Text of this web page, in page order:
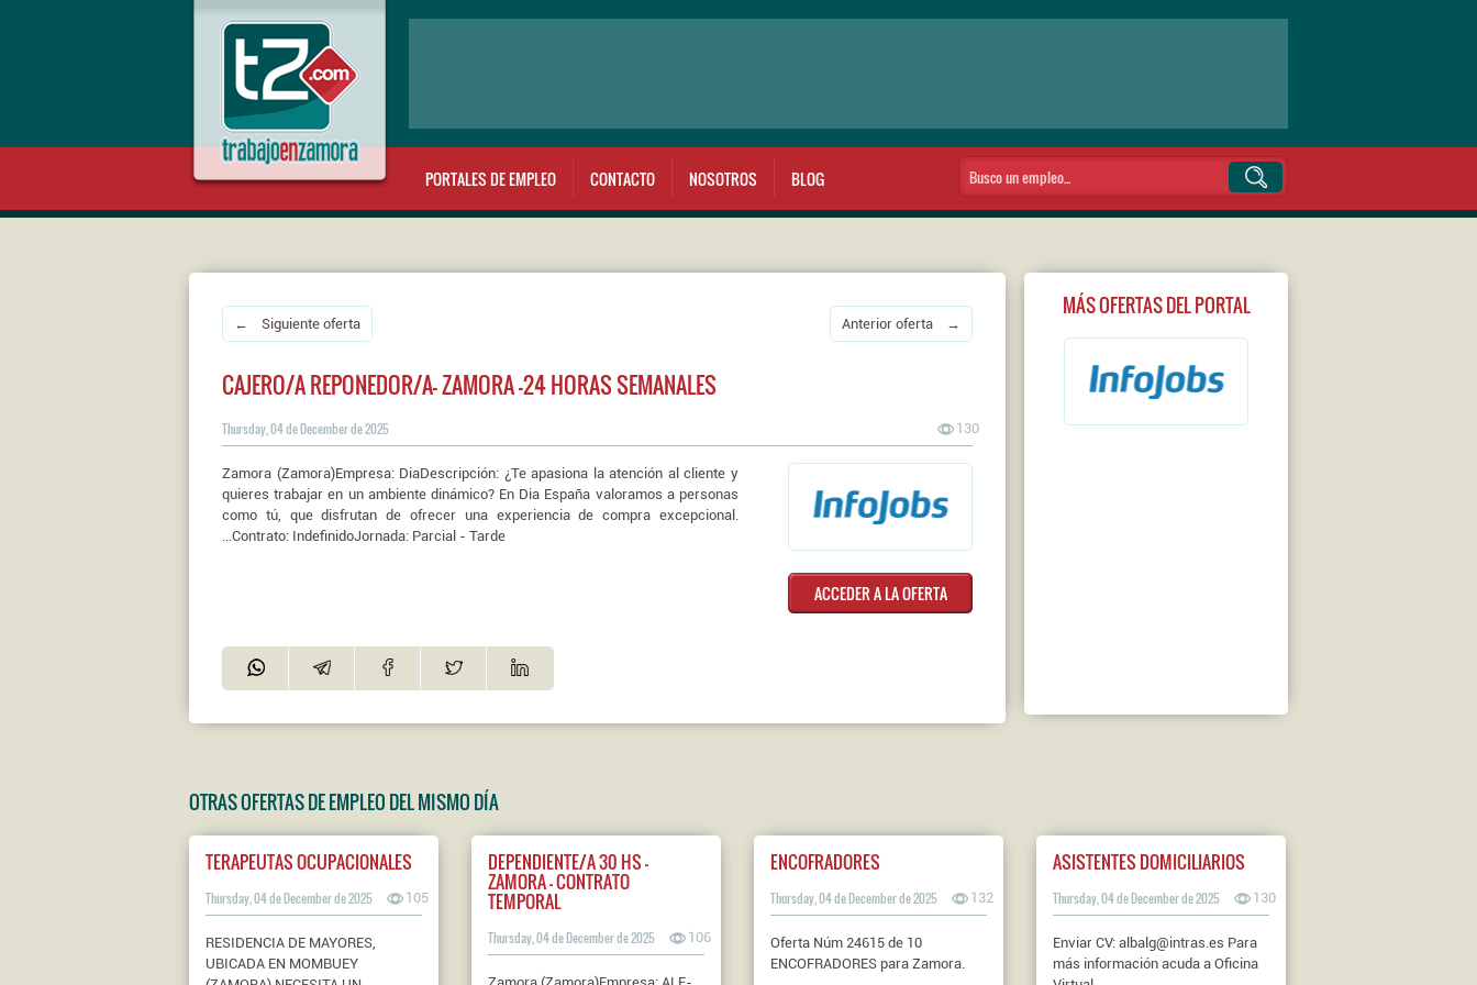
PORTALES DE EMPLEO CONTACTO NOSOTROS BLOG
← Siguiente oferta Anterior oferta →
CAJERO/A REPONEDOR/A- ZAMORA -24 HORAS SEMANALES
Thursday, 04 de December de 2025 130
Zamora (Zamora)Empresa: DiaDescripción: ¿Te apasiona la atención al cliente y
quieres trabajar en un ambiente dinámico? En Dia España valoramos a personas
como tú, que disfrutan de ofrecer una experiencia de compra excepcional.
...Contrato: IndefinidoJornada: Parcial - Tarde
ACCEDER A LA OFERTA
MÁS OFERTAS DEL PORTAL
OTRAS OFERTAS DE EMPLEO DEL MISMO DÍA
TERAPEUTAS OCUPACIONALES
Thursday, 04 de December de 2025 105
RESIDENCIA DE MAYORES,
UBICADA EN MOMBUEY
DEPENDIENTE/A 30 HS -
ZAMORA - CONTRATO
TEMPORAL
Thursday, 04 de December de 2025 106
ENCOFRADORES
Thursday, 04 de December de 2025 132
Oferta Núm 24615 de 10
ENCOFRADORES para Zamora.
ASISTENTES DOMICILIARIOS
Thursday, 04 de December de 2025 130
Enviar CV: albalg@intras.es Para
más información acuda a Oficina